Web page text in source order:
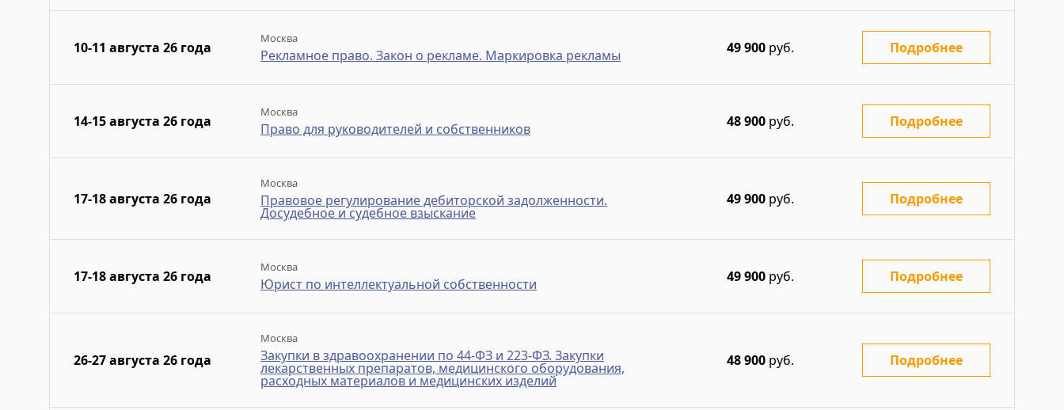
10-11 августа 26 года
Москва
Рекламное право. Закон о рекламе. Маркировка рекламы 49 900 руб. Подробнее
14-15 августа 26 года
Москва
Право для руководителей и собственников 48 900 руб. Подробнее
17-18 августа 26 года
Москва
Правовое регулирование дебиторской задолженности.
Досудебное и судебное взыскание
49 900 руб. Подробнее
17-18 августа 26 года
Москва
Юрист по интеллектуальной собственности 49 900 руб. Подробнее
26-27 августа 26 года
Москва
Закупки в здравоохранении по 44-ФЗ и 223-ФЗ. Закупки
лекарственных препаратов, медицинского оборудования,
расходных материалов и медицинских изделий
48 900 руб. Подробнее